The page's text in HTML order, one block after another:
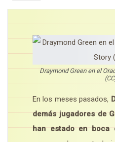
Draymond Green en el
En los meses pasados,
demás jugadores de
han estado en boca